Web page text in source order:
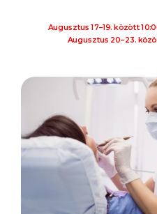
Augusztus 17–19. között
Augusztus 20–23.